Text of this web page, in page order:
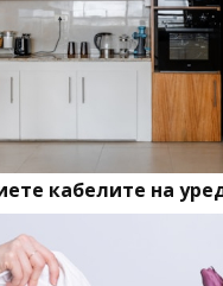
кабелите на